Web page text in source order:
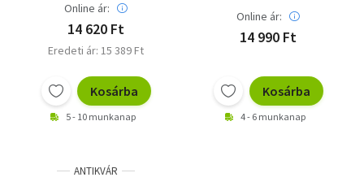
Online ár:
14 620 Ft
Eredeti ár: 15 389 Ft
Kosárba
5 - 10 munkanap
Online ár:
14 990 Ft
Kosárba
4 - 6 munkanap
ANTIKVÁR